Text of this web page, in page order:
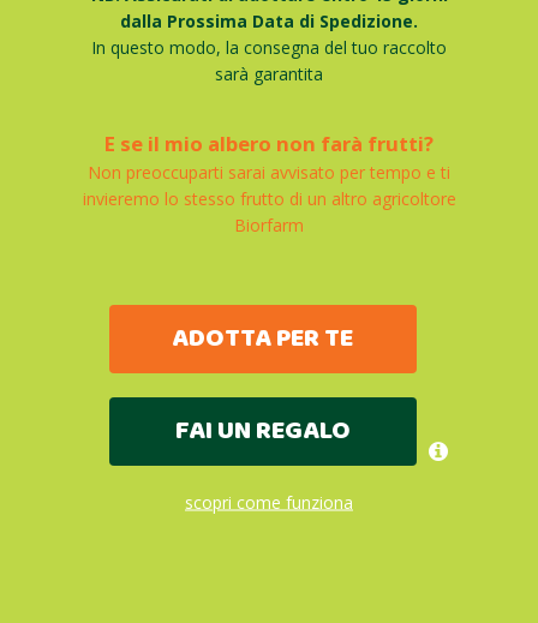
dalla Prossima Data di Spedizione.
In questo modo, la consegna del tuo raccolto
sarà garantita
E se il mio albero non farà frutti?
Non preoccuparti sarai avvisato per tempo e ti
invieremo lo stesso frutto di un altro agricoltore
Biorfarm
ADOTTA PER TE
FAI UN REGALO
scopri come funziona